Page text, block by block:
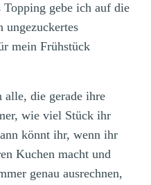
gebe ich auf die
mein Frühstück
die gerade ihre
wie viel Stück ihr
könnt ihr, wenn ihr
Kuchen macht und
genau ausrechnen,